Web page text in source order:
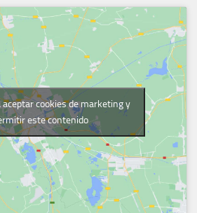
aceptar cookies de marketing y
este contenido